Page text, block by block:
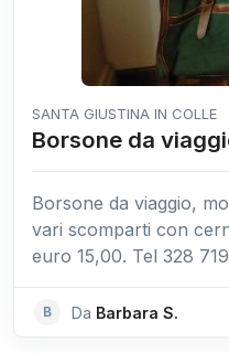
SANTA GIUSTINA IN COLLE
Borsone da
Borsone da viaggio,
vari scomparti con
euro 15,00. Tel 328
B Da Barbara S.